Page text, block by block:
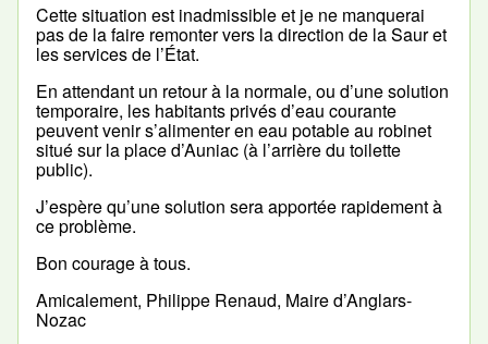
Cette situation est inadmissible et je ne manquerai
pas de la faire remonter vers la direction de la Saur et
les services de l’État.
En attendant un retour à la normale, ou d’une solution
temporaire, les habitants privés d’eau courante
peuvent venir s’alimenter en eau potable au robinet
situé sur la place d’Auniac (à l’arrière du toilette
public).
J’espère qu’une solution sera apportée rapidement à
ce problème.
Bon courage à tous.
Amicalement, Philippe Renaud, Maire d’Anglars-
Nozac